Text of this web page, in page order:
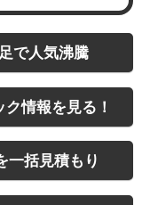
で人気沸騰
情報を見る！
一括見積もり